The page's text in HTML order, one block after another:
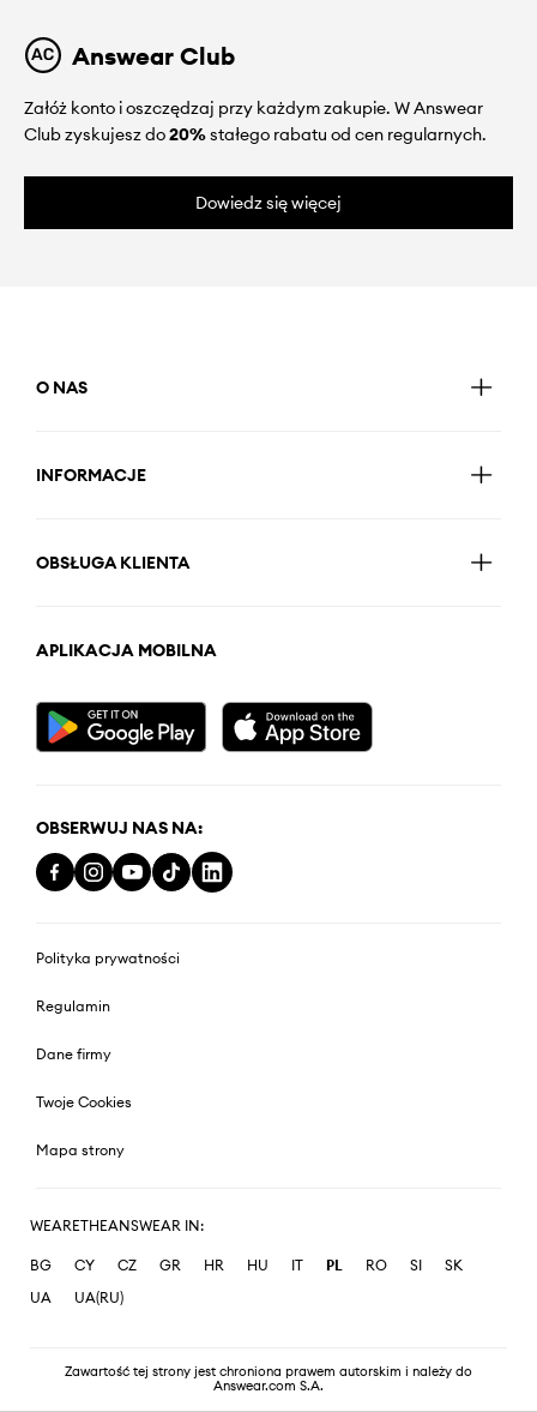
Answear Club
Załóż konto i oszczędzaj przy każdym zakupie. W Answear
Club zyskujesz do20%stałego rabatu od cen regularnych.
Dowiedz się więcej
O NAS
INFORMACJE
OBSŁUGA KLIENTA
APLIKACJA MOBILNA
OBSERWUJ NAS NA:
Polityka prywatności
Regulamin
Dane firmy
Twoje Cookies
Mapa strony
WEARETHEANSWEAR IN:
BG CY CZ GR HR HU IT PL RO SI
SK
UA
UA(RU)
Zawartość tej strony jest chroniona prawem autorskim i należy do
Answear.com S.A.